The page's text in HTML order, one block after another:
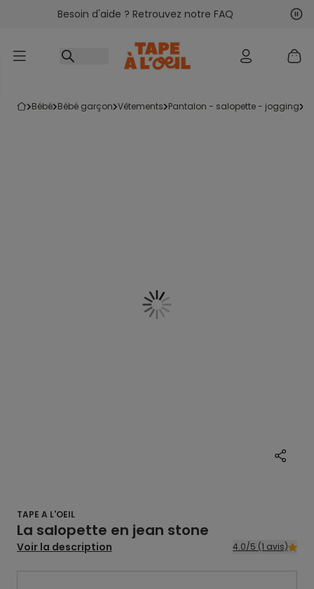
Accéder au contenu
Besoin d'aide ? Retrouvez notre FAQ
bébé bébé garçon vêtements pantalon - salopette - jogging
TAPE A L'OEIL
La salopette en jean stone
Voir la description 4.0/5 (1 avis)